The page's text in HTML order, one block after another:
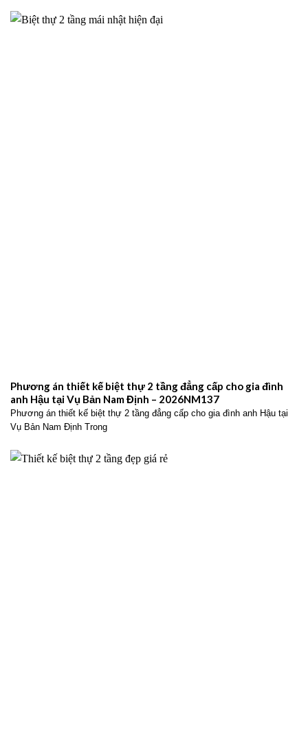
Phương án thiết kế biệt thự 2 tầng đẳng cấp cho gia đình
anh Hậu tại Vụ Bản Nam Định – 2026NM137
Phương án thiết kế biệt thự 2 tầng đẳng cấp cho gia đình anh Hậu tại
Vụ Bản Nam Định Trong